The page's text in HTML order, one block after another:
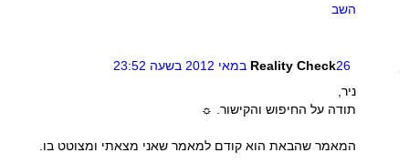
השב
Reality Check26 במאי 2012 בשעה 23:52
ניר,
תודה על החיפוש והקישור. ☼
המאמר שהבאת הוא קודם למאמר שאני מצאתי ומצוטט בו.